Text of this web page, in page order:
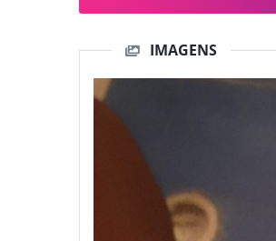
IMAGENS